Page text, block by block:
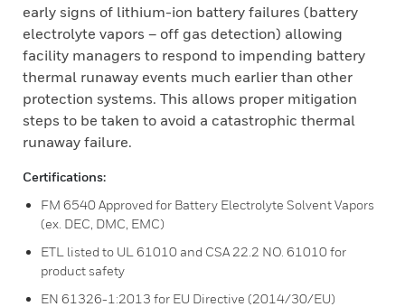
early signs of lithium-ion battery failures (battery
electrolyte vapors – off gas detection) allowing
facility managers to respond to impending battery
thermal runaway events much earlier than other
protection systems. This allows proper mitigation
steps to be taken to avoid a catastrophic thermal
runaway failure.
Certifications:
FM 6540 Approved for Battery Electrolyte Solvent Vapors
(ex. DEC, DMC, EMC)
ETL listed to UL 61010 and CSA 22.2 NO. 61010 for
product safety
EN 61326-1:2013 for EU Directive (2014/30/EU)